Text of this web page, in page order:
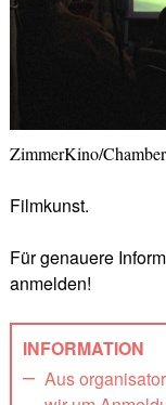
ZimmerKino/
Filmkunst.
Für genauere
anmelden!
INFORMATION
Aus